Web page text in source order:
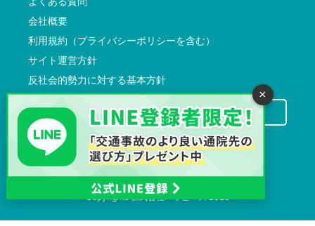
会社概要
利用規約（プライバシーポリシーを含む）
サイト運営方針
反社会的勢力に対する基本方針
交通事故病院サーチに掲載希望の先生方へ
Copyrights株式会社ハッピーズ2026
×